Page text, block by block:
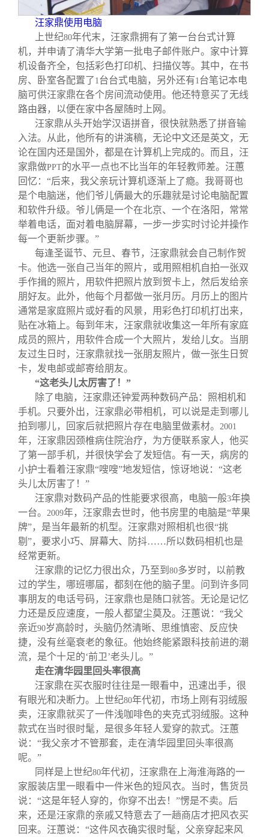
汪家鼎使用电脑
上世纪80年代末，汪家鼎拥有了第一台台式计算
机，并申请了清华大学第一批电子邮件账户。家中计算
机设备齐全，包括彩色打印机、扫描仪等。其中，在书
房、卧室各配置了 1 台台式电脑，另外还有1 台笔记本电
脑可供汪家鼎在各个房间流动使用。他还特意买了无线
路由器，以便在家中各屋随时上网。
汪家鼎从头开始学汉语拼音，很快就熟悉了拼音输
入法。从此，他所有的讲演稿，无论中文还是英文，无
论在国内还是国外，都是在计算机上完成的。而且，汪
家鼎做PPT的水平一点也不比当年的年轻教师差。汪蕙
回忆：“后来，我父亲玩计算机逐渐上了瘾。我哥哥也
是个电脑迷，他们爷儿俩最大的乐趣就是讨论电脑配置
和软件升级。爷儿俩是一个在北京、一个在洛阳，常常
举着电话，面对着电脑屏幕，一步一步实时讨论并操作
每一个更新步骤。”
每逢圣诞节、元旦、春节，汪家鼎就会自己制作贺
卡。他选一张自己当年的照片，或用照相机自拍一张双
手作揖的照片，用软件把照片放到贺卡上，然后发给亲
朋好友。此外，他每个月都做一张月历。月历上的图片
通常是家庭照片或好看的风景，用彩色打印机打出来，
贴在冰箱上。每到年末，汪家鼎就收集这一年所有家庭
成员的照片，用软件合成一个大照片，发给儿女。当朋
友过生日时，汪家鼎就找一张朋友照片，做一张生日贺
卡，发电邮或邮寄给朋友。
“这老头儿太厉害了！”
除了电脑，汪家鼎还钟爱两种数码产品：照相机和
手机。只要外出，汪家鼎必带相机，可以说是走到哪儿
拍到哪儿，回家后就把照片存在电脑里做素材。
2001
年，汪家鼎因颈椎病住院治疗，为方便联系家人，他买
了第一部手机，并很快学会了发短信。有一天，病房的
小护士看着汪家鼎“嗖嗖”地发短信，惊讶地说：“这老
头儿太厉害了！”
汪家鼎对数码产品的性能要求很高，电脑一般3年换
一台。
2009年，汪家鼎去世时，他书房里的电脑是“苹果
牌”，是当年最新的机型。汪家鼎对照相机也很“挑
剔”，要求小巧、屏幕大、防抖……所以数码相机也是
经常更新。
汪家鼎的记忆力很出众，乃至到 80多岁时，以前教
过的学生，哪班哪届，都刻在他的脑子里。问到许多同
事朋友的电话号码，汪家鼎也是随口就答。无论是记忆
力还是反应速度，一般人都望尘莫及。汪蕙说：“我父
亲近90岁高龄时，头脑仍然清晰、思维慎密、反应快
捷，没有丝毫衰老的象征。他始终能紧跟科技前进的潮
流，是个十足的‘前卫’老头儿。”
走在清华园里回头率很高
汪家鼎在买衣服时往往是一眼看中，迅速出手，很
有眼光和决断力。上世纪80年代初，市场上刚有羽绒服
卖，汪家鼎就买了一件浅咖啡色的夹克式羽绒服。这种
款式在当时很时髦，是很多年轻人爱穿的款式。汪蕙
说：“我父亲才不管那套，走在清华园里回头率很高
呢。”
同样是上世纪80年代初，汪家鼎在上海淮海路的一
家服装店里一眼看中一件米色的短风衣。当时，售货员
说：“这是年轻人穿的，你穿不出去！”愣是不卖。后
来，还是汪家鼎的亲戚又特意去了一趟商店才把风衣买
回来。汪蕙说：“这件风衣确实很时髦，父亲穿起来风